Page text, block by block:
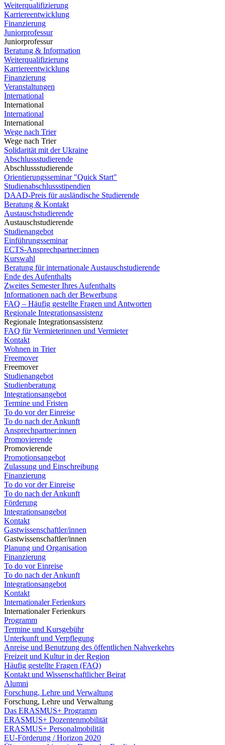
Weiterqualifizierung
Karriereentwicklung
Finanzierung
Juniorprofessur
Juniorprofessur
Beratung & Information
Weiterqualifizierung
Karriereentwicklung
Finanzierung
Veranstaltungen
International
International
International
International
Wege nach Trier
Wege nach Trier
Solidarität mit der Ukraine
Abschlussstudierende
Abschlussstudierende
Orientierungsseminar "Quick Start"
Studienabschlussstipendien
DAAD-Preis für ausländische Studierende
Beratung & Kontakt
Austauschstudierende
Austauschstudierende
Studienangebot
Einführungsseminar
ECTS-Ansprechpartner:innen
Kurswahl
Beratung für internationale Austauschstudierende
Ende des Aufenthalts
Zweites Semester Ihres Aufenthalts
Informationen nach der Bewerbung
FAQ – Häufig gestellte Fragen und Antworten
Regionale Integrationsassistenz
Regionale Integrationsassistenz
FAQ für Vermieterinnen und Vermieter
Kontakt
Wohnen in Trier
Freemover
Freemover
Studienangebot
Studienberatung
Integrationsangebot
Termine und Fristen
To do vor der Einreise
To do nach der Ankunft
Ansprechpartner:innen
Promovierende
Promovierende
Promotionsangebot
Zulassung und Einschreibung
Finanzierung
To do vor der Einreise
To do nach der Ankunft
Förderung
Integrationsangebot
Kontakt
Gastwissenschaftler/innen
Gastwissenschaftler/innen
Planung und Organisation
Finanzierung
To do vor Einreise
To do nach der Ankunft
Integrationsangebot
Kontakt
Internationaler Ferienkurs
Internationaler Ferienkurs
Programm
Termine und Kursgebühr
Unterkunft und Verpflegung
Anreise und Benutzung des öffentlichen Nahverkehrs
Freizeit und Kultur in der Region
Häufig gestellte Fragen (FAQ)
Kontakt und Wissenschaftlicher Beirat
Alumni
Forschung, Lehre und Verwaltung
Forschung, Lehre und Verwaltung
Das ERASMUS+ Programm
ERASMUS+ Dozentenmobilität
ERASMUS+ Personalmobilität
EU-Förderung / Horizon 2020